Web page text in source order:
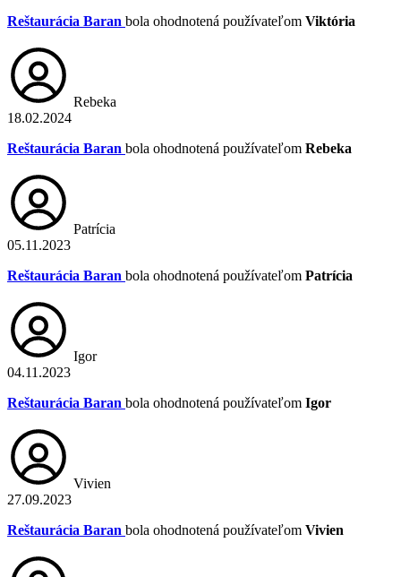
Reštaurácia Baran bola ohodnotená používateľom Viktória
Rebeka
18.02.2024
Reštaurácia Baran bola ohodnotená používateľom Rebeka
Patrícia
05.11.2023
Reštaurácia Baran bola ohodnotená používateľom Patrícia
Igor
04.11.2023
Reštaurácia Baran bola ohodnotená používateľom Igor
Vivien
27.09.2023
Reštaurácia Baran bola ohodnotená používateľom Vivien